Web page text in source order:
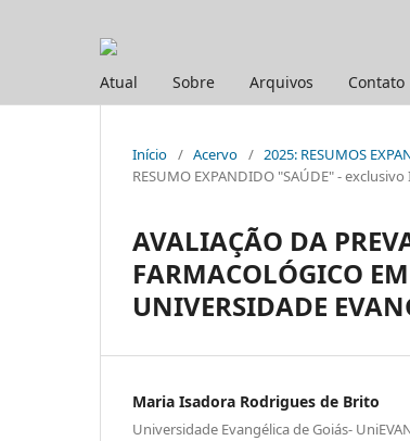
Atual Sobre Arquivos Contato
Início / Acervo / 2025: RESUMOS
RESUMO EXPANDIDO "SAÚDE" -
AVALIAÇÃO DA
FARMACOLÓGICO
UNIVERSIDADE
Maria Isadora Rodrigues de Brito
Universidade Evangélica de Goiás-